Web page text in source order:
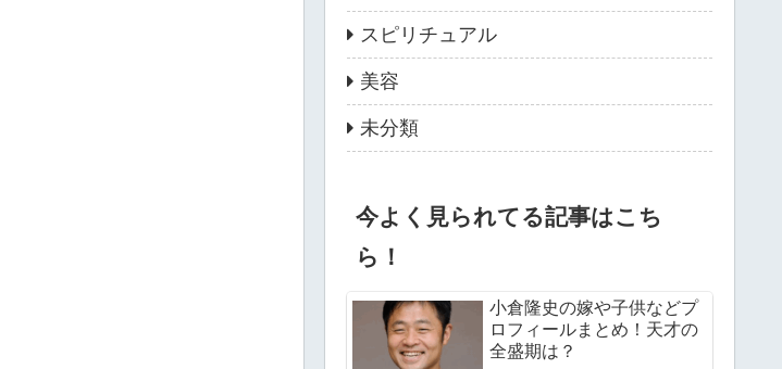
スピリチュアル
美容
未分類
今よく見られてる記事はこち
ら！
小倉隆史の嫁や子供などプ
ロフィールまとめ！天才の
全盛期は？